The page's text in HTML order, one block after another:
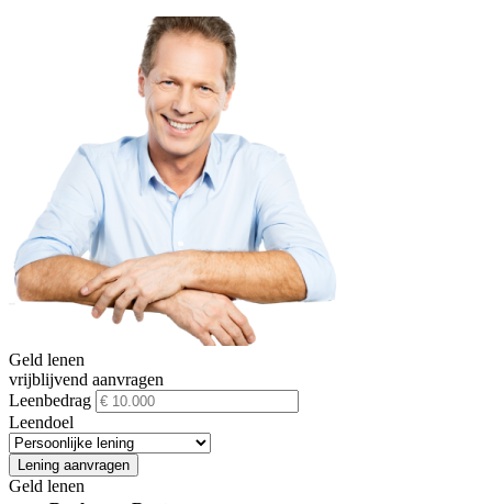
Geld lenen
vrijblijvend aanvragen
Leenbedrag
Leendoel
Lening aanvragen
Geld lenen